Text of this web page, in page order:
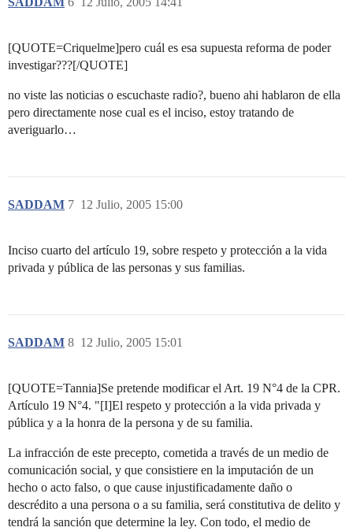
[QUOTE=Criquelme]pero cuál es esa supuesta reforma de poder
investigar???[/QUOTE]
no viste las noticias o escuchaste radio?, bueno ahi hablaron de ella
pero directamente nose cual es el inciso, estoy tratando de
averiguarlo…
SADDAM 12 Julio, 2005 15:00
7
Inciso cuarto del artículo 19, sobre respeto y protección a la vida
privada y pública de las personas y sus familias.
SADDAM 12 Julio, 2005 15:01
8
[QUOTE=Tannia]Se pretende modificar el Art. 19 N°4 de la CPR.
Artículo 19 N°4. "[I]El respeto y protección a la vida privada y
pública y a la honra de la persona y de su familia.
La infracción de este precepto, cometida a través de un medio de
comunicación social, y que consistiere en la imputación de un
hecho o acto falso, o que cause injustificadamente daño o
descrédito a una persona o a su familia, será constitutiva de delito y
tendrá la sanción que determine la ley. Con todo, el medio de